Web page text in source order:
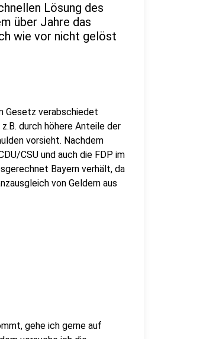
Lösung des
über Jahre das
wie vor nicht gelöst
Gesetz verabschiedet
durch höhere Anteile der
vorsieht. Nachdem
CSU und auch die FDP im
Bayern verhält, da
von Geldern aus
gehe ich gerne auf